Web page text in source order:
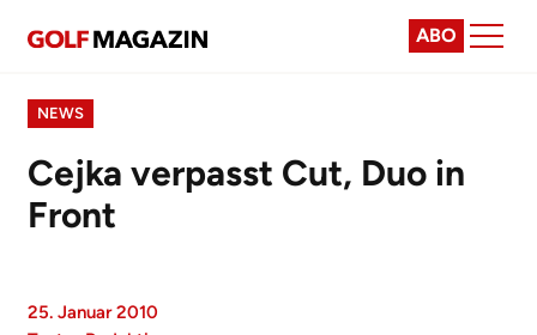
ABO
NEWS
Cejka verpasst Cut, Duo in
Front
25. Januar 2010